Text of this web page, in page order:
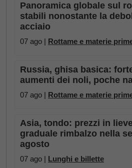
Panoramica globale sul
stabili nonostante la
acciaio
07 ago | Rottame e materie
Russia, ghisa basica:
aumenti dei noli, poche
07 ago | Rottame e materie
Asia, tondo: prezzi in
graduale rimbalzo nella
agosto
07 ago | Lunghi e billette